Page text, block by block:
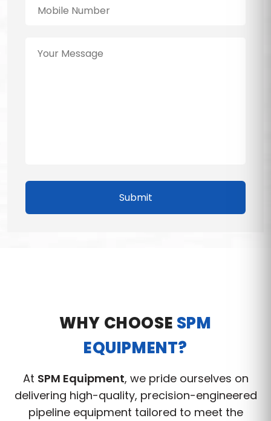
Submit
WHY CHOOSE SPM
EQUIPMENT?
At SPM Equipment, we pride ourselves on
delivering high-quality, precision-engineered
pipeline equipment tailored to meet the